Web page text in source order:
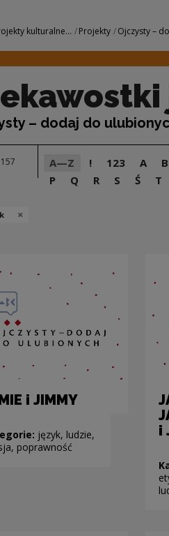
|
kulturalne... Projekty Ojczysty –
– dodaj do
A—Z ! 123 A B
P
Q R S Ś T
×
i JIMMY
język, ludzie,
poprawność
i